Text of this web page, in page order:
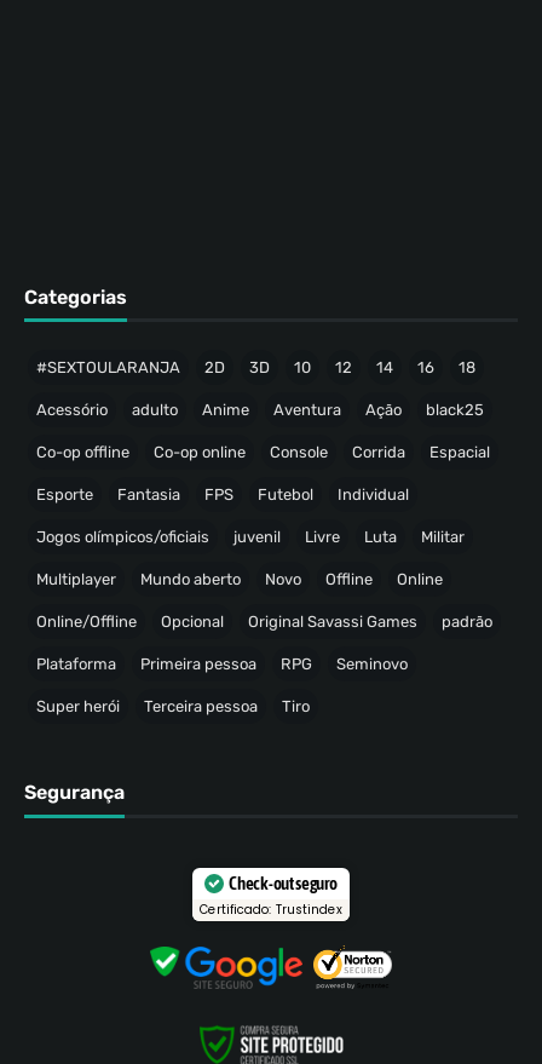
Categorias
#SEXTOULARANJA 2D 3D 10 12 14 16 18
Acessório adulto Anime Aventura Ação black25
Co-op offline Co-op online Console Corrida Espacial
Esporte Fantasia FPS Futebol Individual
Jogos olímpicos/oficiais juvenil Livre Luta Militar
Multiplayer Mundo aberto Novo Offline Online
Online/Offline Opcional Original Savassi Games padrão
Plataforma Primeira pessoa RPG Seminovo
Super herói Terceira pessoa Tiro
Segurança
Check-out seguro
Certificado: Trustindex